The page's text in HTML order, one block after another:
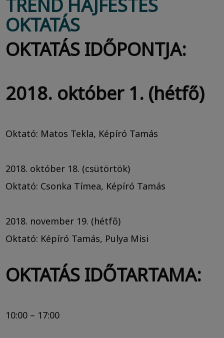
TREND HAJFESTÉS
OKTATÁS
OKTATÁS IDŐPONTJA:
2018. október 1. (hétfő)
Oktató: Matos Tekla, Képíró Tamás
2018. október 18. (csütörtök)
Oktató: Csonka Tímea, Képíró Tamás
2018. november 19. (hétfő)
Oktató: Képíró Tamás, Pulya Misi
OKTATÁS IDŐTARTAMA:
10:00 – 17:00